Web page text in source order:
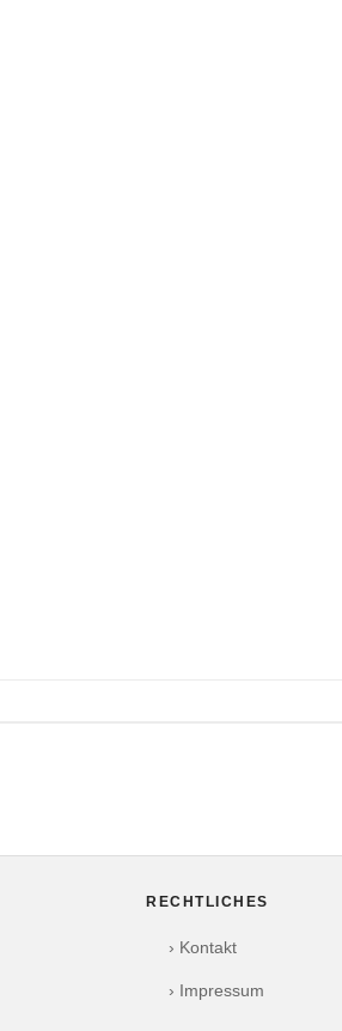
RECHTLICHES
› Kontakt
› Impressum